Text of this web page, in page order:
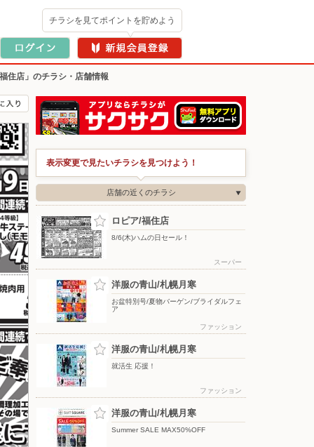
チラシを見てポイントを貯めよう
福住店」のチラシ・店舗情報
表示変更で見たいチラシを見つけよう！
店舗の近くのチラシ
ロピア/福住店
8/6(木)ハムの日セール！
スーパー
洋服の青山/札幌月寒
お盆特別号/夏物バーゲン/ブライダルフェ
ア
ファッション
洋服の青山/札幌月寒
就活生 応援！
ファッション
洋服の青山/札幌月寒
Summer SALE MAX50%OFF